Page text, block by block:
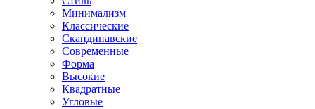
Минимализм
Классические
Скандинавские
Современные
Форма
Высокие
Квадратные
Угловые